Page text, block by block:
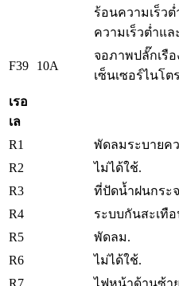
ร้อนความเร็ว
ความเร็วต่ำแล
F39 10A
จอภาพปลั๊กเรือ
เซ็นเซอร์ไนโต
เรอ
เล
R1
พัดลมระบายค
R2
ไม่ได้ใช้.
R3
ที่ปัดน้ำฝนกระ
R4
ระบบกันสะเทื
R5
พัดลม.
R6
ไม่ได้ใช้.
R7
ไฟหน้าด้านซ้า